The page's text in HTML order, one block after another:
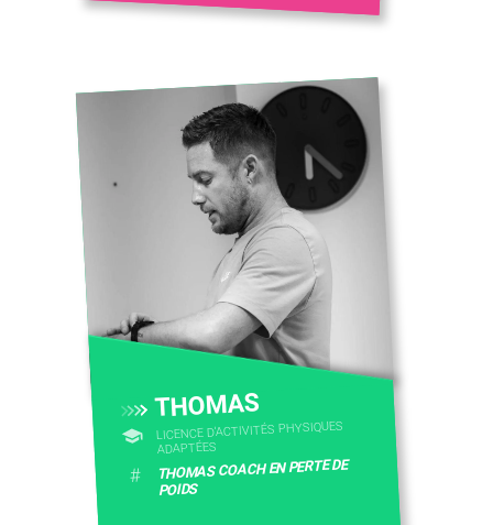
THOMAS
LICENCE D’ACTIVITÉS PHYSIQUES
ADAPTÉES
# THOMAS COACH EN PERTE DE
POIDS